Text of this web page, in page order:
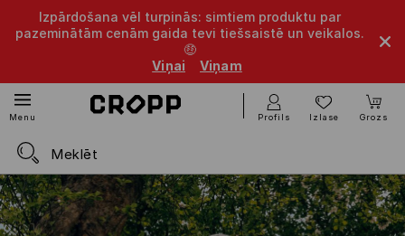
Izpārdošana vēl turpinās: simtiem produktu par
pazeminātām cenām gaida tevi tiešsaistē un veikalos.
🤑
Viņai
Viņam
Menu Profils Izlase Grozs